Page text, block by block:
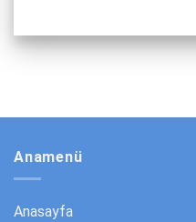
Anamenü
Anasayfa